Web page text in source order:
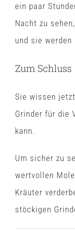
ein paar
Nacht zu
und sie werden
Zum Schluss
Sie wissen
Grinder für die
kann.
Um sicher zu
wertvollen
Kräuter
stöckigen